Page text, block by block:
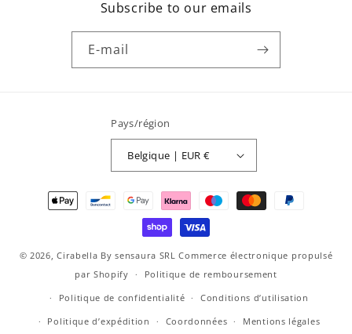
Subscribe to our emails
E-mail
Pays/région
Belgique | EUR €
Moyens
© 2026,Cirabella By sensaura SRL Commerce électronique propulsé
par Shopify
Politique de remboursement
Politique de confidentialité
Conditions d’utilisation
Politique d’expédition
Coordonnées Mentions légales